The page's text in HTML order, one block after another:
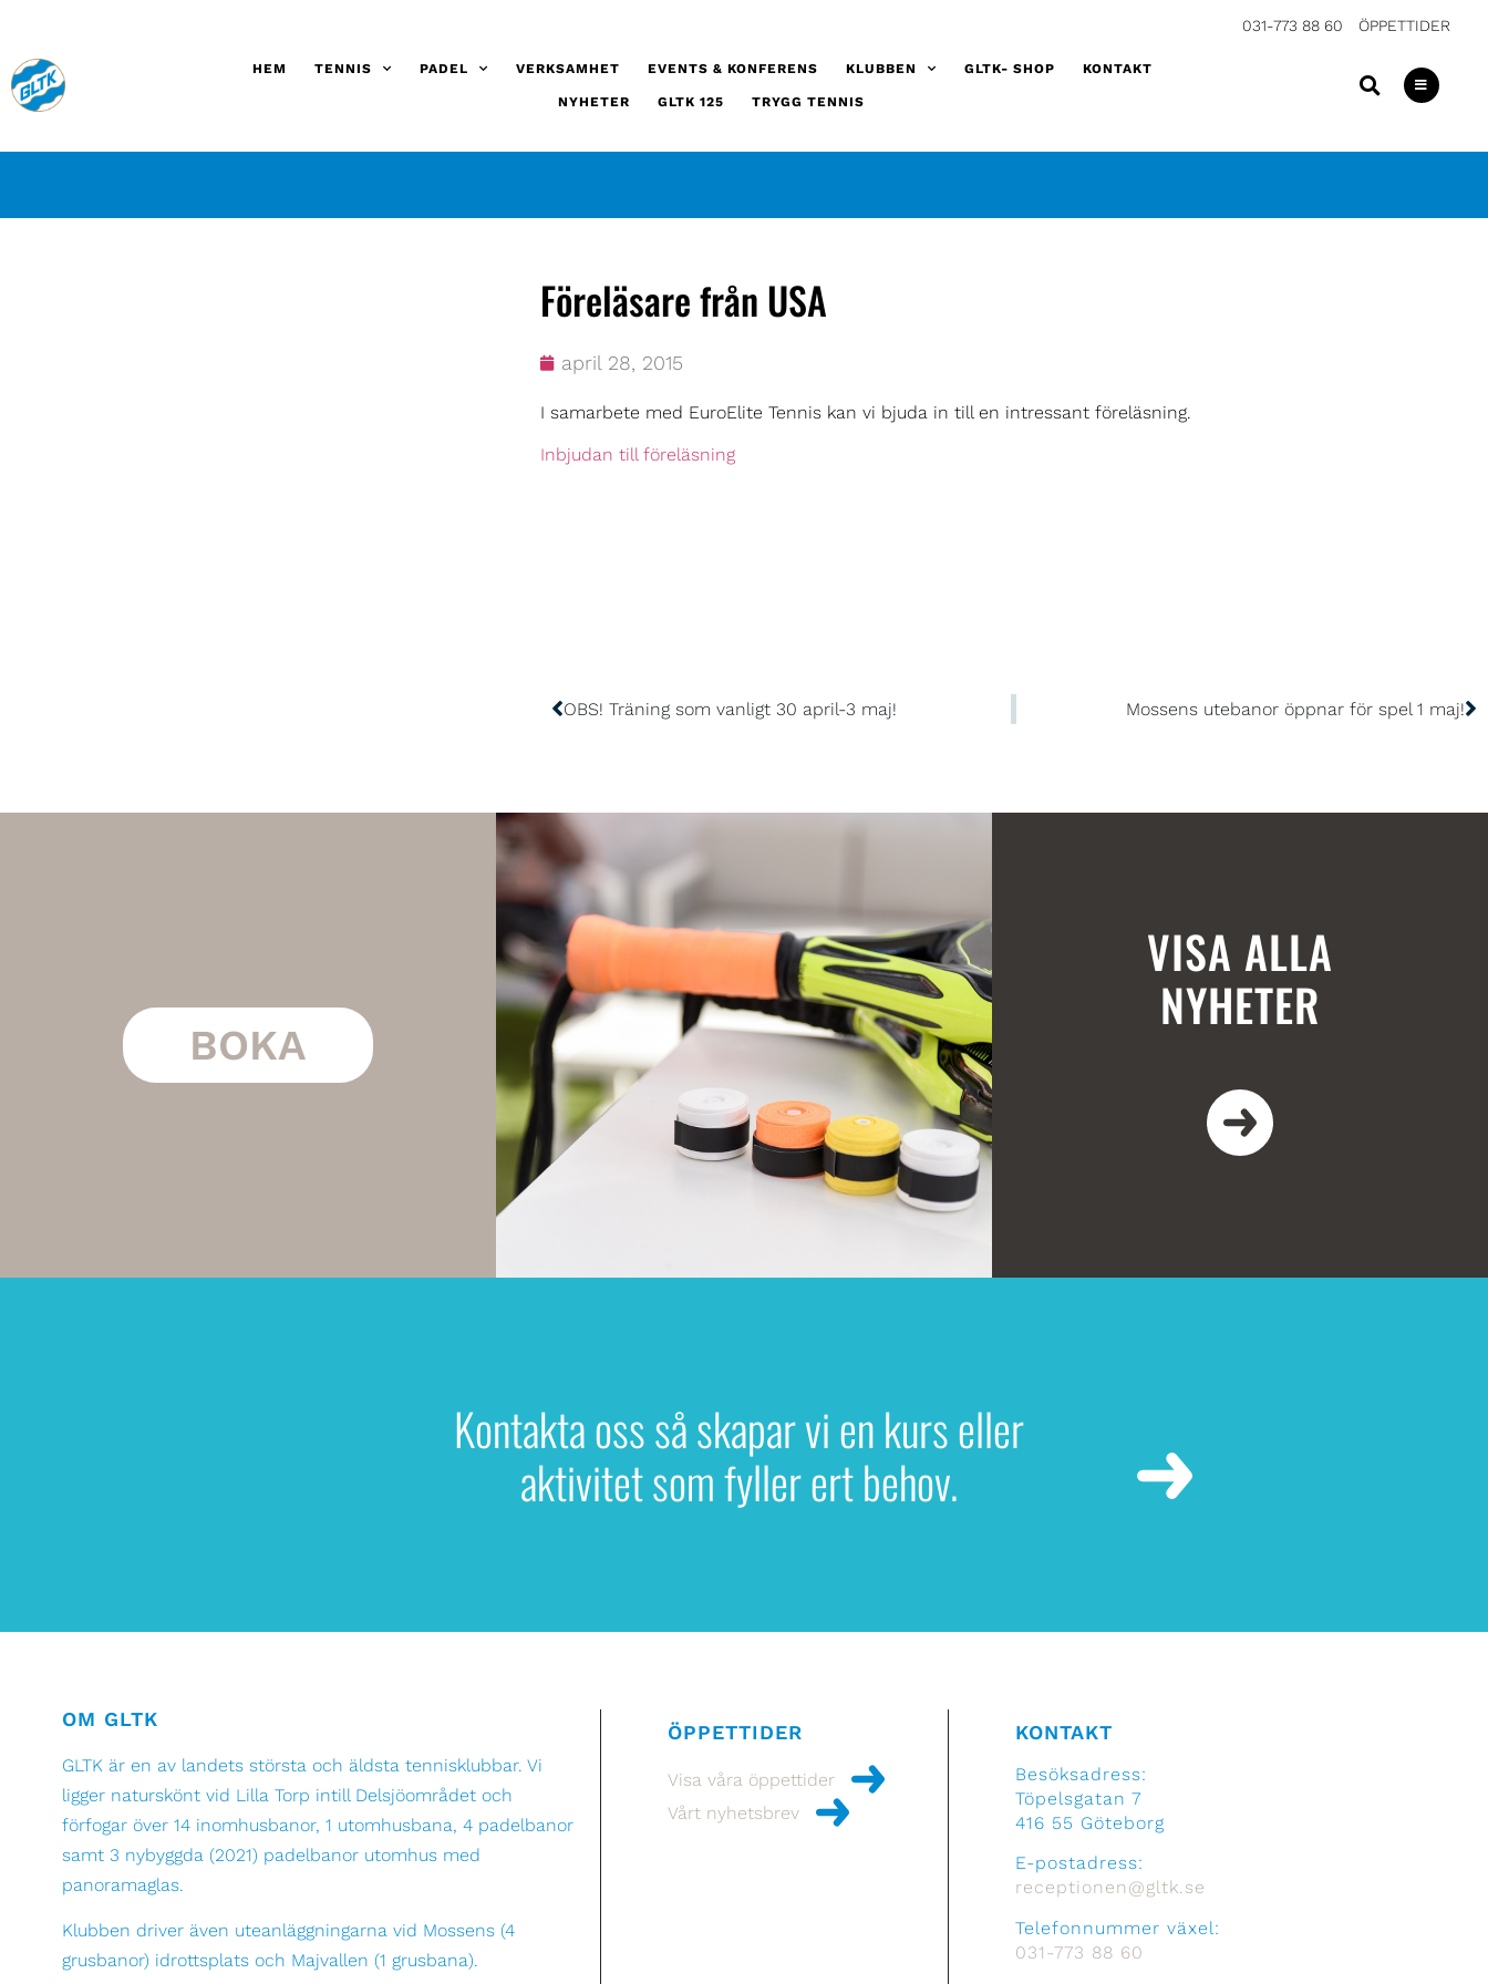
031-773 88 60 ÖPPETTIDER
HEM TENNIS PADEL VERKSAMHET EVENTS & KONFERENS KLUBBEN GLTK- SHOP KONTAKT
NYHETER GLTK 125 TRYGG TENNIS
Föreläsare från USA
april 28, 2015
I samarbete med EuroElite Tennis kan vi bjuda in till en intressant föreläsning.
Inbjudan till föreläsning
OBS! Träning som vanligt 30 april-3 maj! Mossens utebanor öppnar för spel 1 maj!
BOKA
VISA ALLA
NYHETER
Kontakta oss så skapar vi en kurs eller
aktivitet som fyller ert behov.
OM GLTK
GLTK är en av landets största och äldsta tennisklubbar. Vi
ligger naturskönt vid Lilla Torp intill Delsjöområdet och
förfogar över 14 inomhusbanor, 1 utomhusbana, 4 padelbanor
samt 3 nybyggda (2021) padelbanor utomhus med
panoramaglas.
Klubben driver även uteanläggningarna vid Mossens (4
grusbanor) idrottsplats och Majvallen (1 grusbana).
ÖPPETTIDER
Visa våra öppettider
Vårt nyhetsbrev
KONTAKT
Besöksadress:
Töpelsgatan 7
416 55 Göteborg
E-postadress:
receptionen@gltk.se
Telefonnummer växel:
031-773 88 60